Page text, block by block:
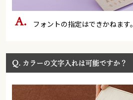
フォントの指定はできかねます。
Q. カラーの文字入れは可能ですか？